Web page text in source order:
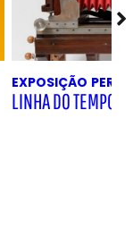
EXPOSIÇÃO
LINHA DO TEMPO